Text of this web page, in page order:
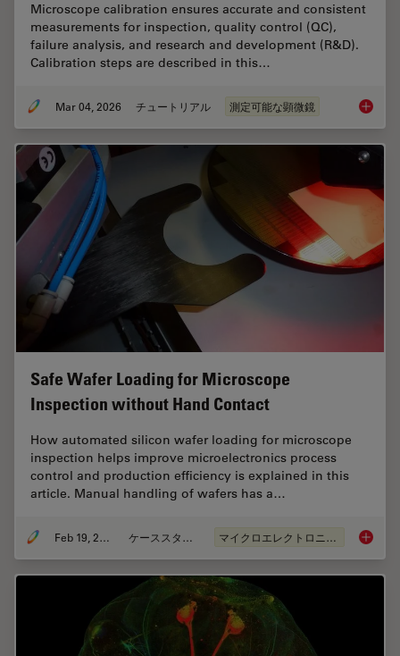
Microscope calibration ensures accurate and consistent
measurements for inspection, quality control (QC),
failure analysis, and research and development (R&D).
Calibration steps are described in this…
Mar 04, 2026 チュートリアル 測定可能な顕微鏡
Safe Wafer Loading for Microscope
Inspection without Hand Contact
How automated silicon wafer loading for microscope
inspection helps improve microelectronics process
control and production efficiency is explained in this
article. Manual handling of wafers has a…
Feb 19, 2026 ケーススタディ マイクロエレクトロニクス Safe